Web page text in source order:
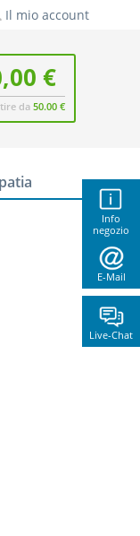
Info
negozio
E-Mail
Live-Chat
Il mio account
€
da50.00 €